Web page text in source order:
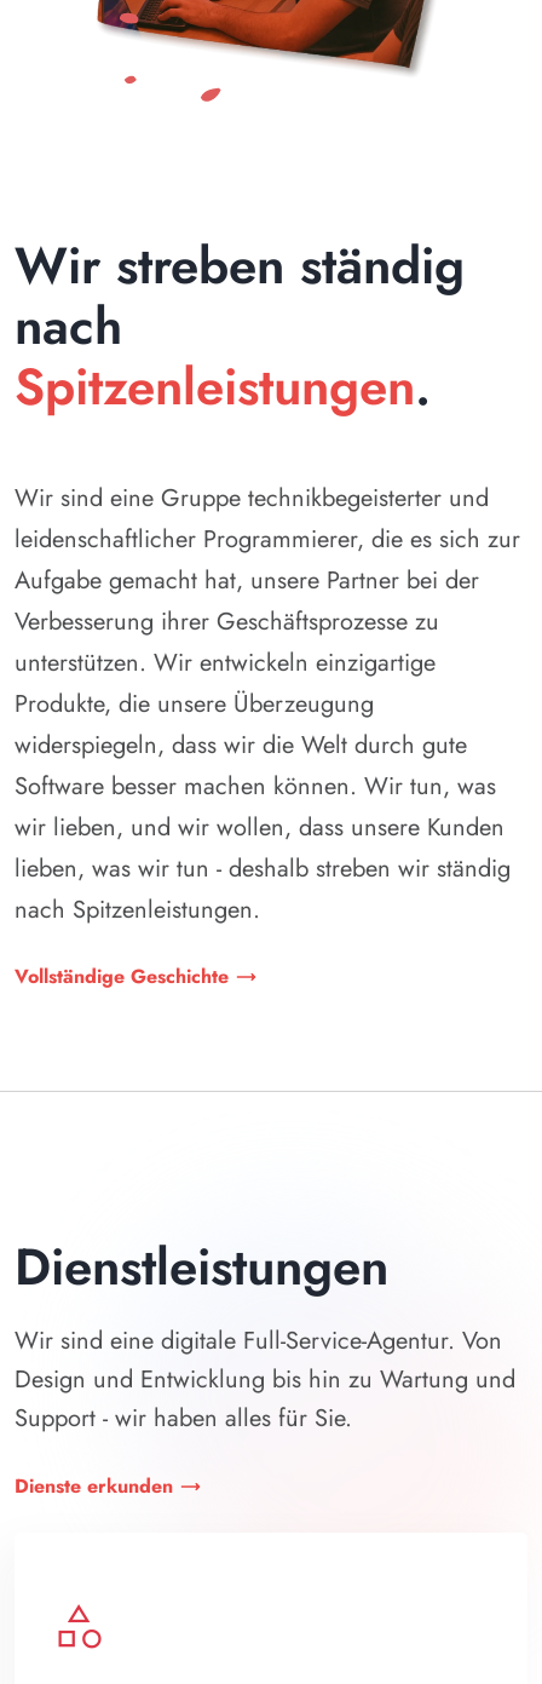
Wir streben ständig
nach
Spitzenleistungen.
Wir sind eine Gruppe technikbegeisterter und
leidenschaftlicher Programmierer, die es sich zur
Aufgabe gemacht hat, unsere Partner bei der
Verbesserung ihrer Geschäftsprozesse zu
unterstützen. Wir entwickeln einzigartige
Produkte, die unsere Überzeugung
widerspiegeln, dass wir die Welt durch gute
Software besser machen können. Wir tun, was
wir lieben, und wir wollen, dass unsere Kunden
lieben, was wir tun - deshalb streben wir ständig
nach Spitzenleistungen.
Vollständige Geschichte
Dienstleistungen
Wir sind eine digitale Full-Service-Agentur. Von
Design und Entwicklung bis hin zu Wartung und
Support - wir haben alles für Sie.
Dienste erkunden
category